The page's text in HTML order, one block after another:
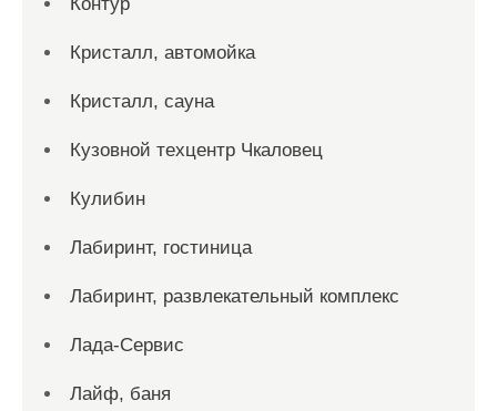
Кристалл, автомойка
Кристалл, сауна
Кузовной техцентр Чкаловец
Кулибин
Лабиринт, гостиница
Лабиринт, развлекательный комплекс
Лада-Сервис
Лайф, баня